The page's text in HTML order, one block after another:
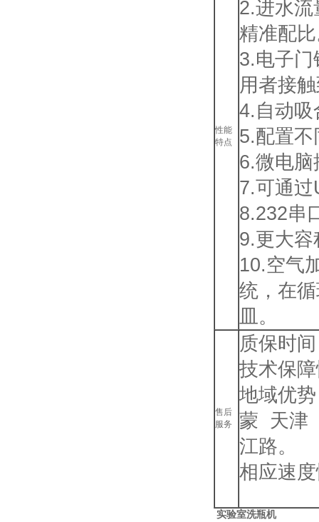
性能
特点
2.进水
精准配
3.电子
用者接
4.自动吸
5.配置
6.微电
7.可通
8.232串
9.更大
10.空气
统，在
售后
服务
质保时
技术保
地域优
蒙 天津
江路。
相应速
实验室洗瓶机